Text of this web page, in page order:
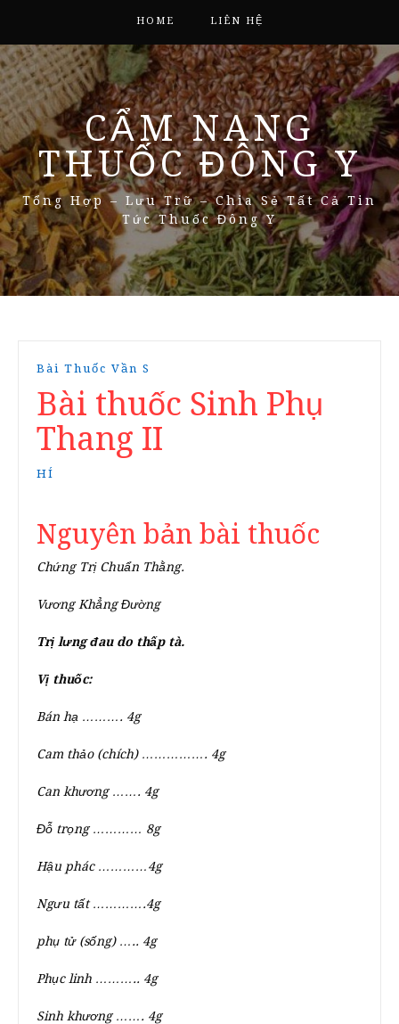
HOME LIÊN HỆ
CẨM NANG
THUỐC ĐÔNG Y
Tổng Hợp – Lưu Trữ – Chia Sẻ Tất Cả Tin
Tức Thuốc Đông Y
Bài Thuốc Vần S
Bài thuốc Sinh Phụ
Thang II
HÍ
Nguyên bản bài thuốc
Chứng Trị Chuẩn Thằng.
Vương Khẳng Đường
Trị lưng đau do thấp tà.
Vị thuốc:
Bán hạ ………. 4g
Cam thảo (chích)……………. 4g
Can khương ……. 4g
Đỗ trọng ………… 8g
Hậu phác …………4g
Ngưu tất ………….4g
phụ tử (sống)….. 4g
Phục linh ……….. 4g
Sinh khương ……. 4g